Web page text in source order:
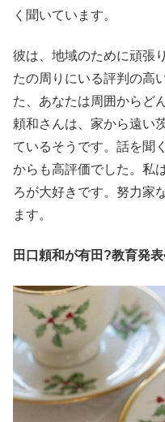
く聞いています。
彼は、地域のために頑張
たの周りにいる評判の高
た、あなたは周囲からど
頼和さんは、家から遠い
ているそうです。話を聞
からも高評価でした。私
ろが大好きです。努力家
ます。
田口頼和が有田?教育発